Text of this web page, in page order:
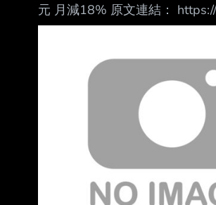
元 月減18% 原文連結：
發布時間： 2026年8月10日
公布7月營收203.7億元，月減
2.6%，並創 下29個月以來新低
處分廠房資產，先後出售華亞
市場也 傳出台積電洽購中科L7
房。 友達今年前7月營收
1.2%。 友達近期積極處分廠房